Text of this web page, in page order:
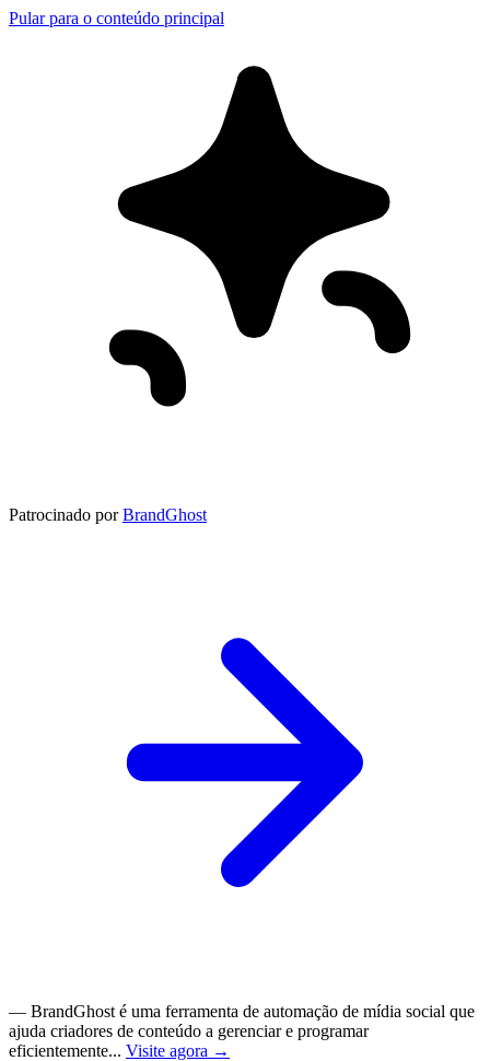
Pular para o conteúdo principal
Patrocinado por BrandGhost
— BrandGhost é uma ferramenta de automação de mídia social que
ajuda criadores de conteúdo a gerenciar e programar
eficientemente... Visite agora →